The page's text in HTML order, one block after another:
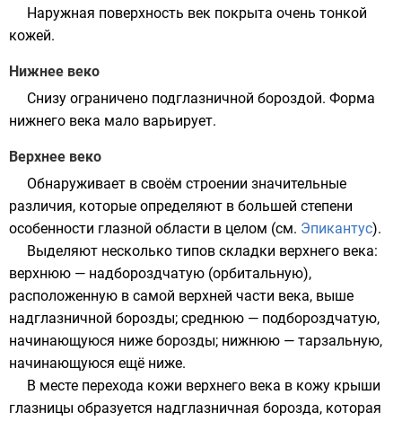
Наружная поверхность век покрыта очень тонкой
кожей.
Нижнее веко
Снизу ограничено подглазничной бороздой. Форма
нижнего века мало варьирует.
Верхнее веко
Обнаруживает в своём строении значительные
различия, которые определяют в большей степени
особенности глазной области в целом (см. Эпикантус).
Выделяют несколько типов складки верхнего века:
верхнюю — надбороздчатую (орбитальную),
расположенную в самой верхней части века, выше
надглазничной борозды; среднюю — подбороздчатую,
начинающуюся ниже борозды; нижнюю — тарзальную,
начинающуюся ещё ниже.
В месте перехода кожи верхнего века в кожу крыши
глазницы образуется надглазничная борозда, которая